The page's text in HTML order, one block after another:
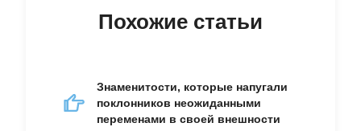
Похожие статьи
Знаменитости, которые напугали
поклонников неожиданными
переменами в своей внешности